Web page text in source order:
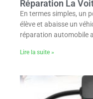
Réparation La
En termes simples, un
élève et abaisse un
réparation automobile
Lire la suite »